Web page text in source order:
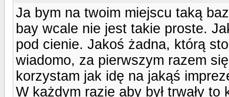
Ja bym na twoim miejscu taką
bay wcale nie jest takie proste.
pod cienie. Jakoś żadna, którą
wiadomo, za pierwszym razem
korzystam jak idę na jakąś
W każdym razie aby był trwały